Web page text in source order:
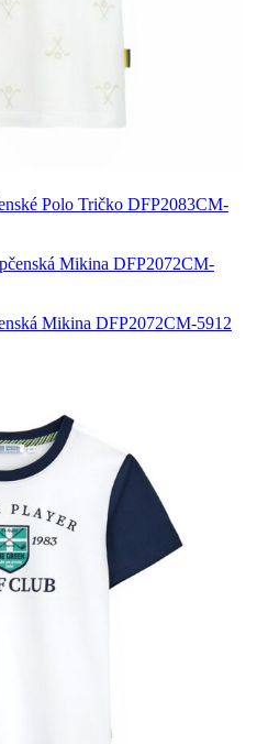
Polo Tričko DFP2083CM-
Mikina DFP2072CM-5912